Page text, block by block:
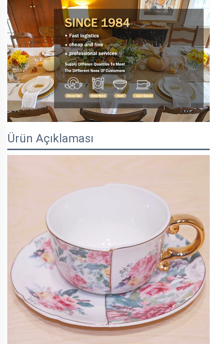
Ürün Açıklaması